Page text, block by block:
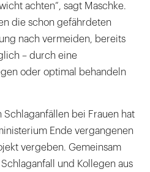
achten“, sagt Maschke.
die schon gefährdeten
nach vermeiden, bereits
– durch eine
oder optimal behandeln
Schlaganfällen bei Frauen hat
Ende vergangenen
vergeben. Gemeinsam
und Kollegen aus